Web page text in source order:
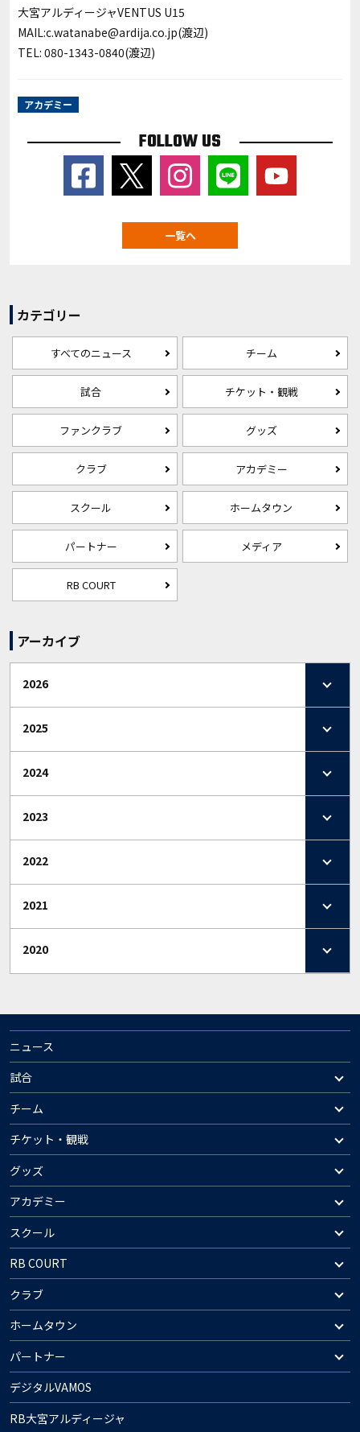
大宮アルディージャVENTUS U15
MAIL:c.watanabe@ardija.co.jp(渡辺)
TEL: 080-1343-0840(渡辺)
アカデミー
FOLLOW US
一覧へ
カテゴリー
すべてのニュース チーム
試合 チケット・観戦
ファンクラブ グッズ
クラブ アカデミー
スクール ホームタウン
パートナー メディア
RB COURT
アーカイブ
2026
2025
2024
2023
2022
2021
2020
ニュース
試合
チーム
チケット・観戦
グッズ
アカデミー
スクール
RB COURT
クラブ
ホームタウン
パートナー
デジタルVAMOS
RB大宮アルディージャ